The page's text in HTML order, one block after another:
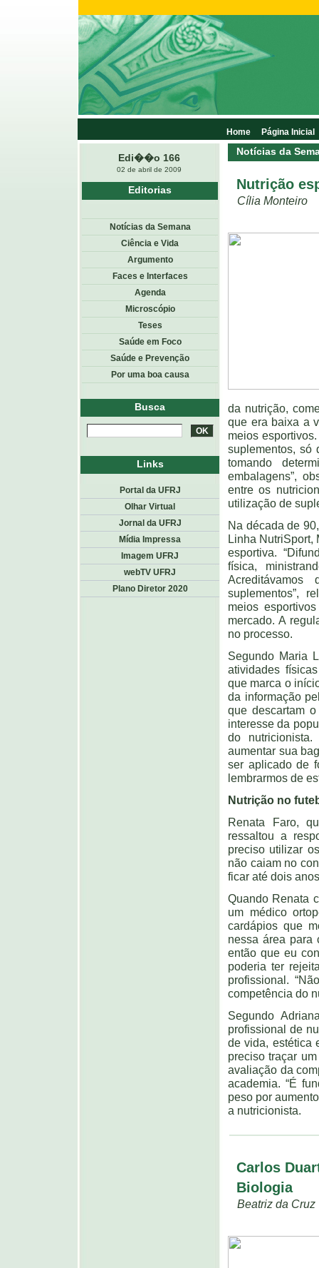
Edi��o 166
02 de abril de 2009
Notícias da
Nutrição
Cília Monteiro
da nutrição,
que era baixa a
meios
suplementos, só
tomando
embalagens”,
entre os
utilização de
Na década de
Linha NutriSport,
esportiva.
física,
suplementos”,
meios
mercado. A
no processo.
Segundo Maria
atividades
que marca o
da informação
que descartam
interesse da
do
aumentar sua
ser aplicado de
lembrarmos de
Nutrição no
Renata Faro,
ressaltou a
preciso utilizar
não caiam no
ficar até dois
Quando Renata
um médico
cardápios que
nessa área para
então que eu
poderia ter
profissional.
competência do
Segundo
profissional de
de vida, estética
preciso traçar
avaliação da
academia. “É
peso por
a nutricionista.
Carlos
Biologia
Beatriz da Cruz
Editorias
Notícias da Semana
Ciência e Vida
Argumento
Faces e Interfaces
Agenda
Microscópio
Teses
Saúde em Foco
Saúde e Prevenção
Por uma boa causa
Busca
Home Página Inicial
Links
Portal da UFRJ
Olhar Virtual
Jornal da UFRJ
Mídia Impressa
Imagem UFRJ
webTV UFRJ
Plano Diretor 2020